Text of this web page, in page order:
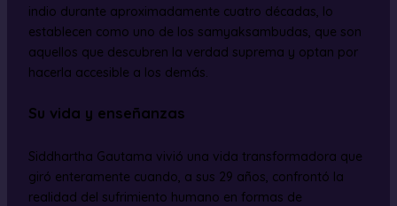
indio durante aproximadamente cuatro décadas, lo
establecen como uno de los samyaksambudas, que son
aquellos que descubren la verdad suprema y optan por
hacerla accesible a los demás.
Su vida y enseñanzas
Siddhartha Gautama vivió una vida transformadora que
giró enteramente cuando, a sus 29 años, confrontó la
realidad del sufrimiento humano en formas de